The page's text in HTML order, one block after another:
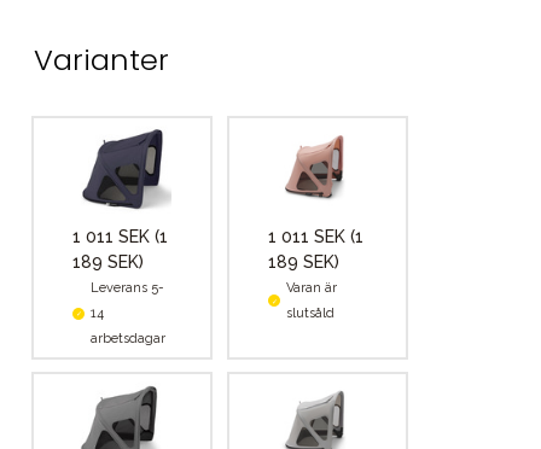
Varianter
1 011 SEK (1
189 SEK)
Leverans 5-
14
arbetsdagar
1 011 SEK (1
189 SEK)
Varan är
slutsåld